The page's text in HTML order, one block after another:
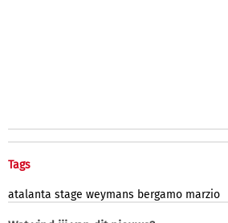
Tags
atalanta stage weymans bergamo marzio